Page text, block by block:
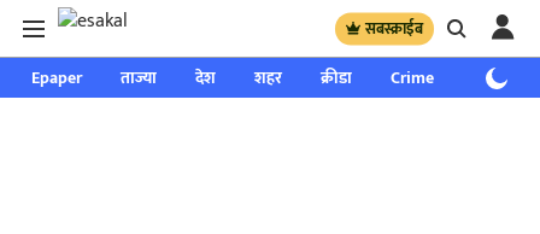
सबस्क्राईब
Epaper ताज्या देश शहर क्रीडा Crime साप्ताहिक